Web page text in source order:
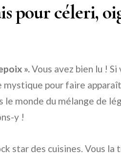
pour céleri,
».Vous avez bien lu ! Si
mystique pour faire
monde du mélange de
y !
star des cuisines. Vous la